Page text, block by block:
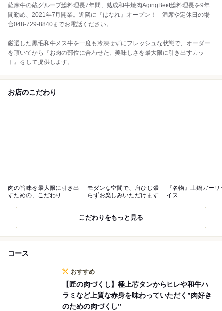
薩摩牛の蔵グループ総料理長7年間、熟成和牛焼肉AgingBeef総料理長を9年
間勤め、2021年7月開業。近隣に『はなれ』オープン！ 満席や定休日の場
合048-729-8840までお電話ください。
厳選した黒毛和牛メス牛を一度も冷凍せずにフレッシュな状態で、オーダー
を頂いてから『お肉の部位に合わせた、美味しさを最大限に引き出すカッ
ト』をして提供します。
お店のこだわり
肉の旨味を最大限に引き出
すための、こだわり
モダンな空間で、肩ひじ張
らずお楽しみいただけます
『名物』土鍋ガー
イス
こだわりをもっと見る
コース
おすすめ
【匠の肉づくし】極上芯タンからヒレや和牛ハ
ラミなど上質な赤身を味わっていただく”肉好き
のための肉づくし’’